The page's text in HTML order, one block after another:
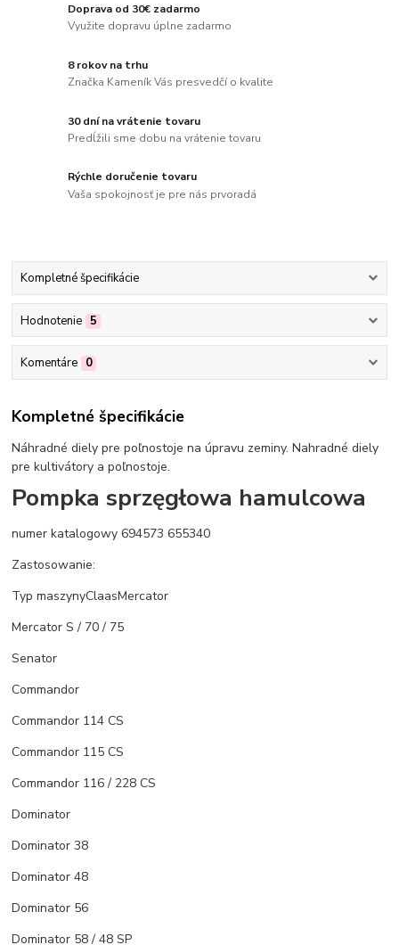
Doprava od 30€ zadarmo
Využite dopravu úplne zadarmo
8 rokov na trhu
Značka Kameník Vás presvedčí o kvalite
30 dní na vrátenie tovaru
Predĺžili sme dobu na vrátenie tovaru
Rýchle doručenie tovaru
Vaša spokojnosť je pre nás prvoradá
Kompletné špecifikácie
Hodnotenie 5
Komentáre 0
Kompletné špecifikácie
Náhradné diely pre poľnostoje na úpravu zeminy. Nahradné diely
pre kultivátory a poľnostoje.
Pompka sprzęgłowa hamulcowa
numer katalogowy 694573 655340
Zastosowanie:
Typ maszynyClaasMercator
Mercator S / 70 / 75
Senator
Commandor
Commandor 114 CS
Commandor 115 CS
Commandor 116 / 228 CS
Dominator
Dominator 38
Dominator 48
Dominator 56
Dominator 58 / 48 SP